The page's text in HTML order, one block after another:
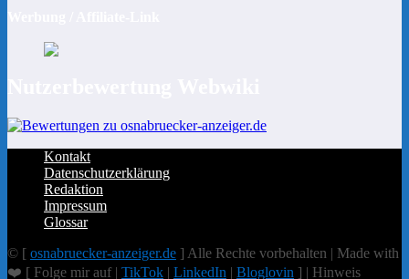
Kontakt
Datenschutzerklärung
Redaktion
Impressum
Glossar
© [ osnabruecker-anzeiger.de ] Alle Rechte vorbehalten | Made with
❤️ [ Folge mir auf | TikTok | LinkedIn | Bloglovin ] | Hinweis